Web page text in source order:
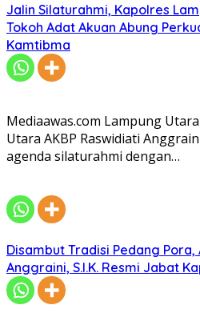
Jalin Silaturahmi, Kapolres
Tokoh Adat Akuan Abung
Kamtibma
Mediaawas.com Lampung
Utara AKBP Raswidiati
agenda silaturahmi dengan…
Disambut Tradisi Pedang Pora,
Anggraini, S.I.K. Resmi Jabat